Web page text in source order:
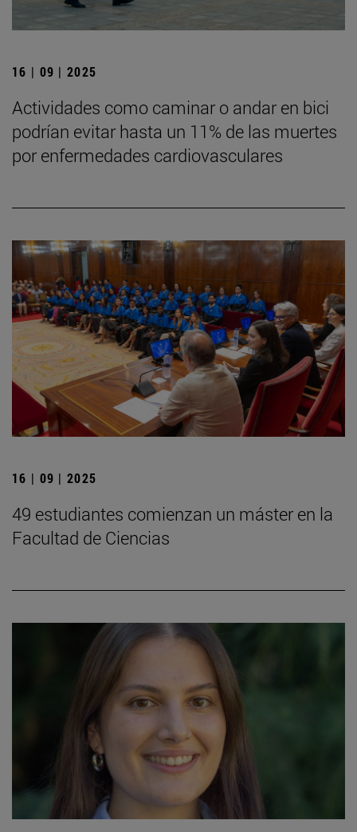
16 | 09 | 2025
Actividades como caminar o andar en bici
podrían evitar hasta un 11% de las muertes
por enfermedades cardiovasculares
16 | 09 | 2025
49 estudiantes comienzan un máster en la
Facultad de Ciencias